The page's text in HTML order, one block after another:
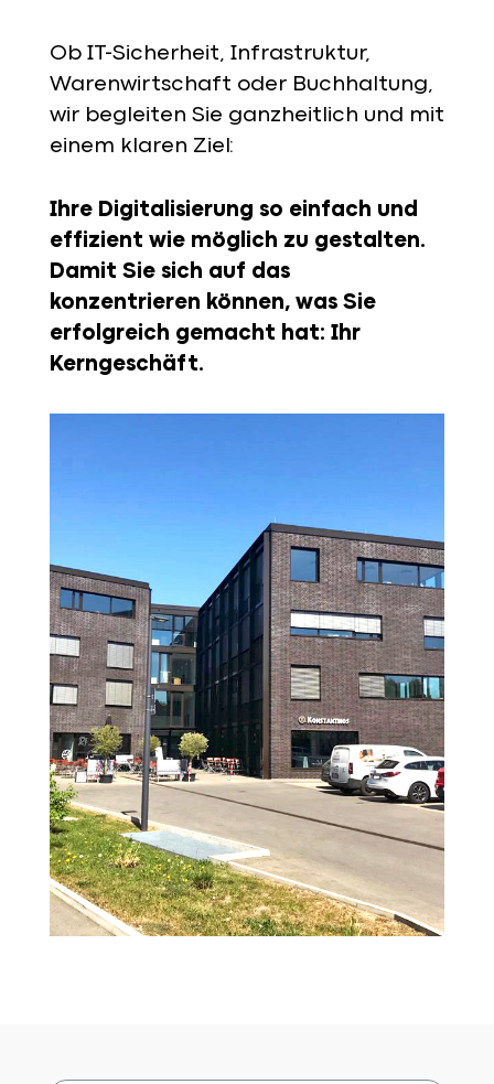
Ob IT-Sicherheit, Infrastruktur,
Warenwirtschaft oder Buchhaltung,
wir begleiten Sie ganzheitlich und mit
einem klaren Ziel:
Ihre Digitalisierung so einfach und
effizient wie möglich zu gestalten.
Damit Sie sich auf das
konzentrieren können, was Sie
erfolgreich gemacht hat: Ihr
Kerngeschäft.